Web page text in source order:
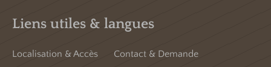
Liens utiles & langues
Localisation & Accès
Contact & Demande